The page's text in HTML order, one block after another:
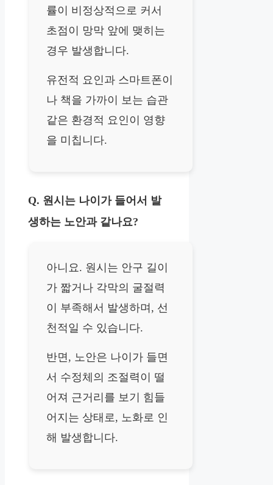
률이 비정상적으로 커서
초점이 망막 앞에 맺히는
경우 발생합니다.
유전적 요인과 스마트폰이
나 책을 가까이 보는 습관
같은 환경적 요인이 영향
을 미칩니다.
Q. 원시는 나이가 들어서 발
생하는 노안과 같나요?
아니요. 원시는 안구 길이
가 짧거나 각막의 굴절력
이 부족해서 발생하며, 선
천적일 수 있습니다.
반면, 노안은 나이가 들면
서 수정체의 조절력이 떨
어져 근거리를 보기 힘들
어지는 상태로, 노화로 인
해 발생합니다.